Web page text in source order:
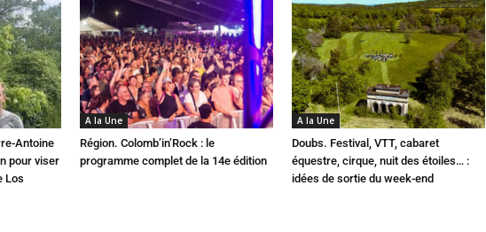
Antoine
pour viser
Los
A la Une
Région. Colomb’in’Rock : le
programme complet de la 14e édition
A la Une
Doubs. Festival, VTT, cabaret
équestre, cirque, nuit des étoiles… :
idées de sortie du week-end